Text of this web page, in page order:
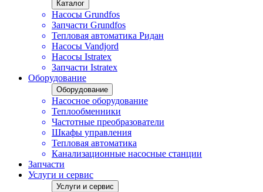
Каталог
Насосы Grundfos
Запчасти Grundfos
Тепловая автоматика Ридан
Насосы Vandjord
Насосы Istratex
Запчасти Istratex
Оборудование
Оборудование
Насосное оборудование
Теплообменники
Частотные преобразователи
Шкафы управления
Тепловая автоматика
Канализационные насосные станции
Запчасти
Услуги и сервис
Услуги и сервис